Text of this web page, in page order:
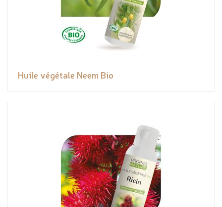
Huile végétale Neem Bio